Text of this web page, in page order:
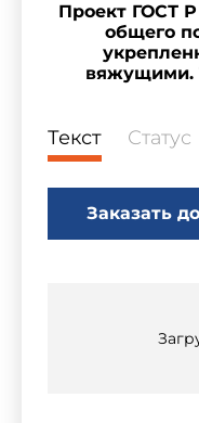
Проект ГОСТ
общего
вяжущими.
Текст Статус
Заказать